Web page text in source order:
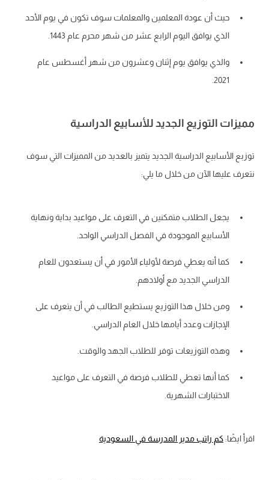
حيث أن عودة المعلمين والمعلمات سوف تكون في يوم الأحد
الذي يوافق اليوم الرابع عشر من شهر محرم عام 1443.
والذي يوافق يوم إثنان وعشرون من شهر أغسطس عام
التوزيع الجديد للأسابيع الدراسية
الأسابيع الدراسية الجديد يتميز بالعديد من المميزات التي سوف
عليها الآن من خلال ما يلي:
يجعل الطلاب متمكنين في التعرف على مواعيد بداية ونهاية
الأسابيع الموجودة في الفصل الدراسي الواحد.
كما أنه يعطي فرصة لأولياء الأمور في أن يستعدون للعام
الدراسي الجديد مع أولادهم.
ومن خلال هذا التوزيع يستطيع الطالب في أن يتعرف على
الإجازات وعدد أيامها خلال العام الدراسي.
وهذه التوزيعات توفر للطلاب الجهد والوقت.
كما أنها تعطي للطلاب فرصة في التعرف على مواعيد
الاختبارات الشهرية.
كم راتب مدير المدرسة في السعودية